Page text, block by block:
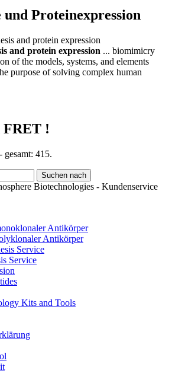
und Proteinexpression
and protein expression ... biomimicry
of the models, systems, and elements
purpose of solving complex human
!
gesamt: 415.
Biotechnologies - Kundenservice
Antikörper
Antikörper
Service
Service
Kits and Tools